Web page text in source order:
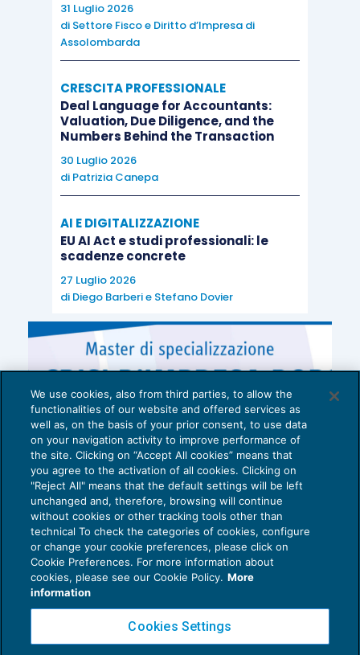
31 Luglio 2026
di Settore Fisco e Diritto d’Impresa di
Assolombarda
CRESCITA PROFESSIONALE
Deal Language for Accountants:
Valuation, Due Diligence, and the
Numbers Behind the Transaction
30 Luglio 2026
di Patrizia Canepa
AI E DIGITALIZZAZIONE
EU AI Act e studi professionali: le
scadenze concrete
27 Luglio 2026
di Diego Barberie Stefano Dovier
Privacy Policy
Cookie Policy
We use cookies, also from third parties, to allow the
functionalities of our website and offered services as
well as, on the basis of your prior consent, to use data
on your navigation activity to improve performance of
the site. Clicking on “Accept All cookies” means that
you agree to the activation of all cookies. Clicking on
"Reject All" means that the default settings will be left
unchanged and, therefore, browsing will continue
without cookies or other tracking tools other than
technical To check the categories of cookies, configure
or change your cookie preferences, please click on
Cookie Preferences. For more information about
cookies, please see our Cookie Policy. More
information
Cookies Settings